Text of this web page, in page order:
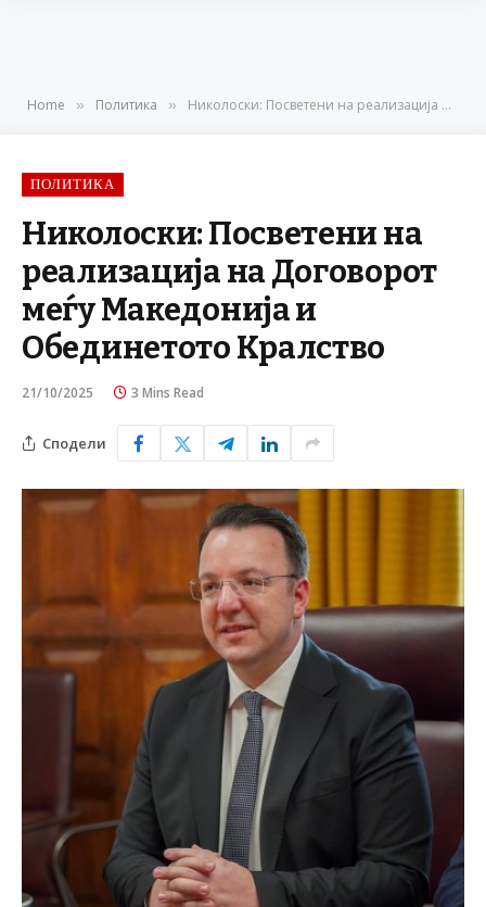
Home » Политика » Николоски: Посветени на реализација на Договорот меѓу Македонија и Обединетото Кралство
ПОЛИТИКА
Николоски: Посветени на
реализација на Договорот
меѓу Македонија и
Обединетото Кралство
21/10/2025 3 Mins Read
Сподели